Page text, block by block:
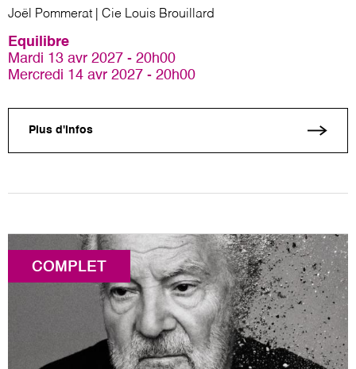
Joël Pommerat | Cie Louis Brouillard
Equilibre
Mardi 13 avr 2027 - 20h00
Mercredi 14 avr 2027 - 20h00
Plus d'infos
COMPLET